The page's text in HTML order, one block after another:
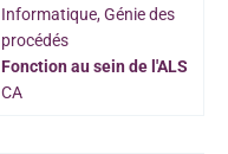
Informatique, Génie des
procédés
Fonction au sein de l'ALS
CA